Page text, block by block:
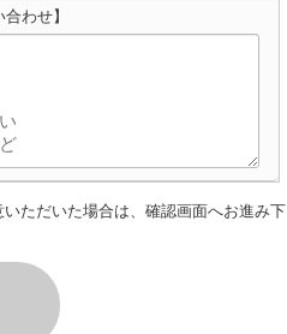
わせ】
ただいた場合は、確認画面へお進み下